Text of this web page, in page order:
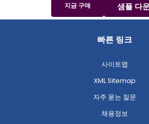
지금 구매 샘플 다
빠른 링크
사이트맵
XML Sitemap
자주 묻는 질문
채용정보